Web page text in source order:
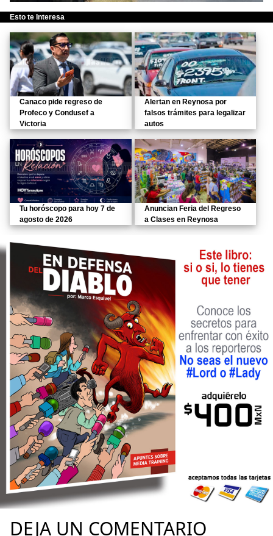
Esto te Interesa
Canaco pide regreso de
Profeco y Condusef a
Victoria
Alertan en Reynosa por
falsos trámites para legalizar
autos
Tu horóscopo para hoy 7 de
agosto de 2026
Anuncian Feria del Regreso
a Clases en Reynosa
DEJA UN COMENTARIO